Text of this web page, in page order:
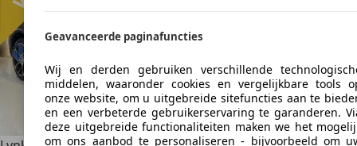
Geavanceerde paginafuncties
Wij en derden gebruiken verschillende
middelen, waaronder cookies en vergelijkbare tools
onze website, om u uitgebreide sitefuncties aan te
en een verbeterde gebruikerservaring te garanderen.
deze uitgebreide functionaliteiten maken we het
om ons aanbod te personaliseren - bijvoorbeeld om